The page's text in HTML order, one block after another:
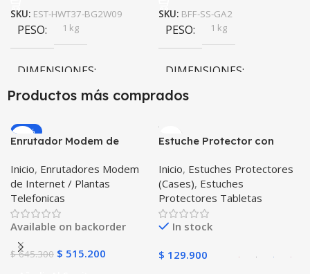
SKU: EST-HWT37-BG2W09
PESO 1 kg
DIMENSIONES
COLOR Negro
SKU: BFF-SS-GA2
PESO 1 kg
DIMENSIONES
Productos más comprados
-20%
Enrutador Modem de
Libre Todo Operador 4G
LTE SIMCARD
Inicio, Enrutadores Modem
de Internet / Plantas
Telefonicas
Available on backorder
$645.300 $ 515.200
Estuche Protector con
Tablet Samsung Galaxy
Tab A8 10.5 2021 – 2022
SM-x200 SM-x205 Anti
golpes con soporte
Inicio, Estuches Protectores
(Cases), Estuches
Protectores Tabletas
In stock
$ 129.900